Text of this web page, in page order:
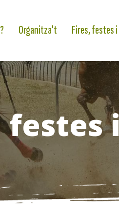
Organitza't Fires, festes
festes